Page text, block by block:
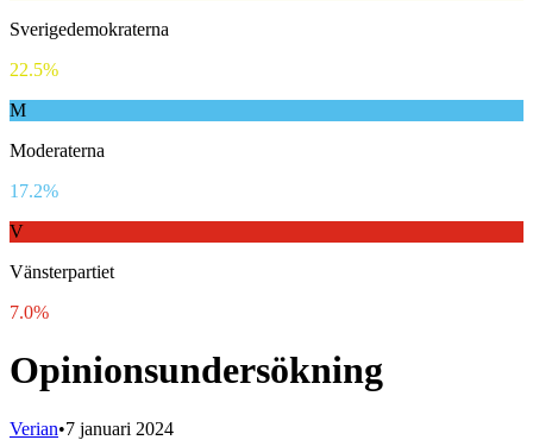
Sverigedemokraterna
22.5%
M
Moderaterna
17.2%
V
Vänsterpartiet
7.0%
Opinionsundersökning
Verian•7 januari 2024